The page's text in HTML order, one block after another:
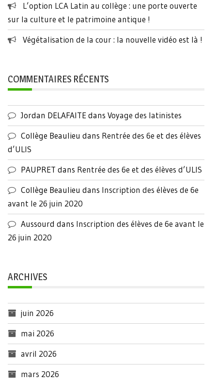
L’option LCA Latin au collège : une porte ouverte
sur la culture et le patrimoine antique !
Végétalisation de la cour : la nouvelle vidéo est là !
COMMENTAIRES RÉCENTS
Jordan DELAFAITEdans Voyage des latinistes
Collège Beaulieu dans Rentrée des 6e et des élèves
d’ULIS
PAUPRET dans Rentrée des 6e et des élèves d’ULIS
Collège Beaulieu dans Inscription des élèves de 6e
avant le 26 juin 2020
Aussourd dans Inscription des élèves de 6e avant le
26 juin 2020
ARCHIVES
juin 2026
mai 2026
avril 2026
mars 2026